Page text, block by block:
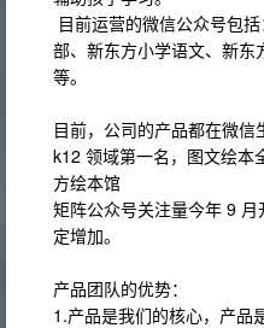
目前运营的微信公众号包
部、新东方小学语文、新
等。
目前，公司的产品都在微
k12 领域第一名，图文绘本
方绘本馆
矩阵公众号关注量今年 9
定增加。
产品团队的优势：
1.产品是我们的核心，产品